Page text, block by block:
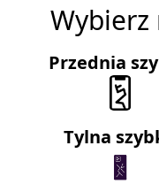
Przednia
Tylna